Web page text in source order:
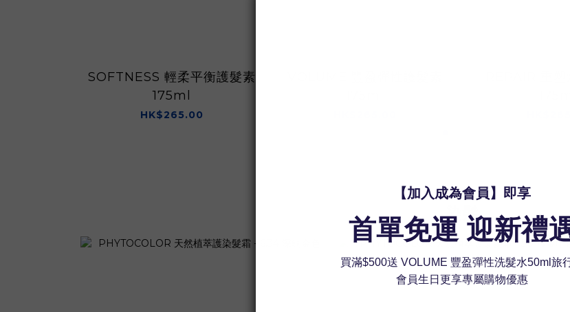
SOFTNESS 輕柔平衡護髮素
175ml
HK$265.00
染髮